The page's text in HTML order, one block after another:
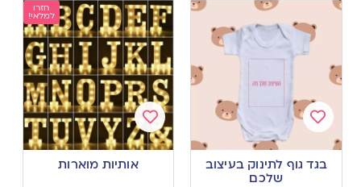
to
wishlist
בגד גוף לתינוק בעיצוב
שלכם
חזרו
למלאי!
Add
wishlist
אותיות מוארות